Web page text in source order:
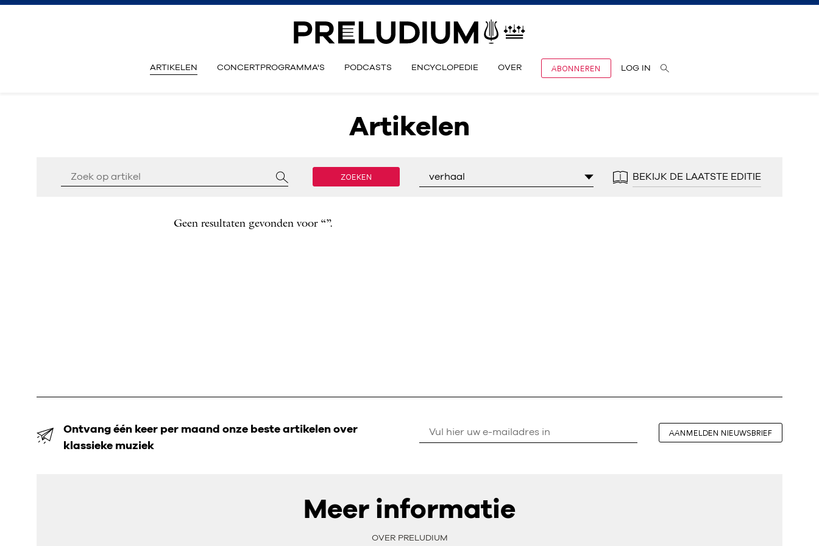
ARTIKELEN CONCERTPROGRAMMA'S PODCASTS ENCYCLOPEDIE OVER ABONNEREN LOG IN
Artikelen
ZOEKEN verhaal BEKIJK DE LAATSTE EDITIE
Geen resultaten gevonden voor “”.
Ontvang één keer per maand onze beste artikelen over
klassieke muziek
AANMELDEN NIEUWSBRIEF
Meer informatie
OVER PRELUDIUM